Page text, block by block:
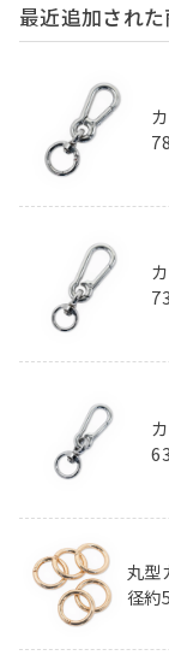
最近追加され
丸型
径約